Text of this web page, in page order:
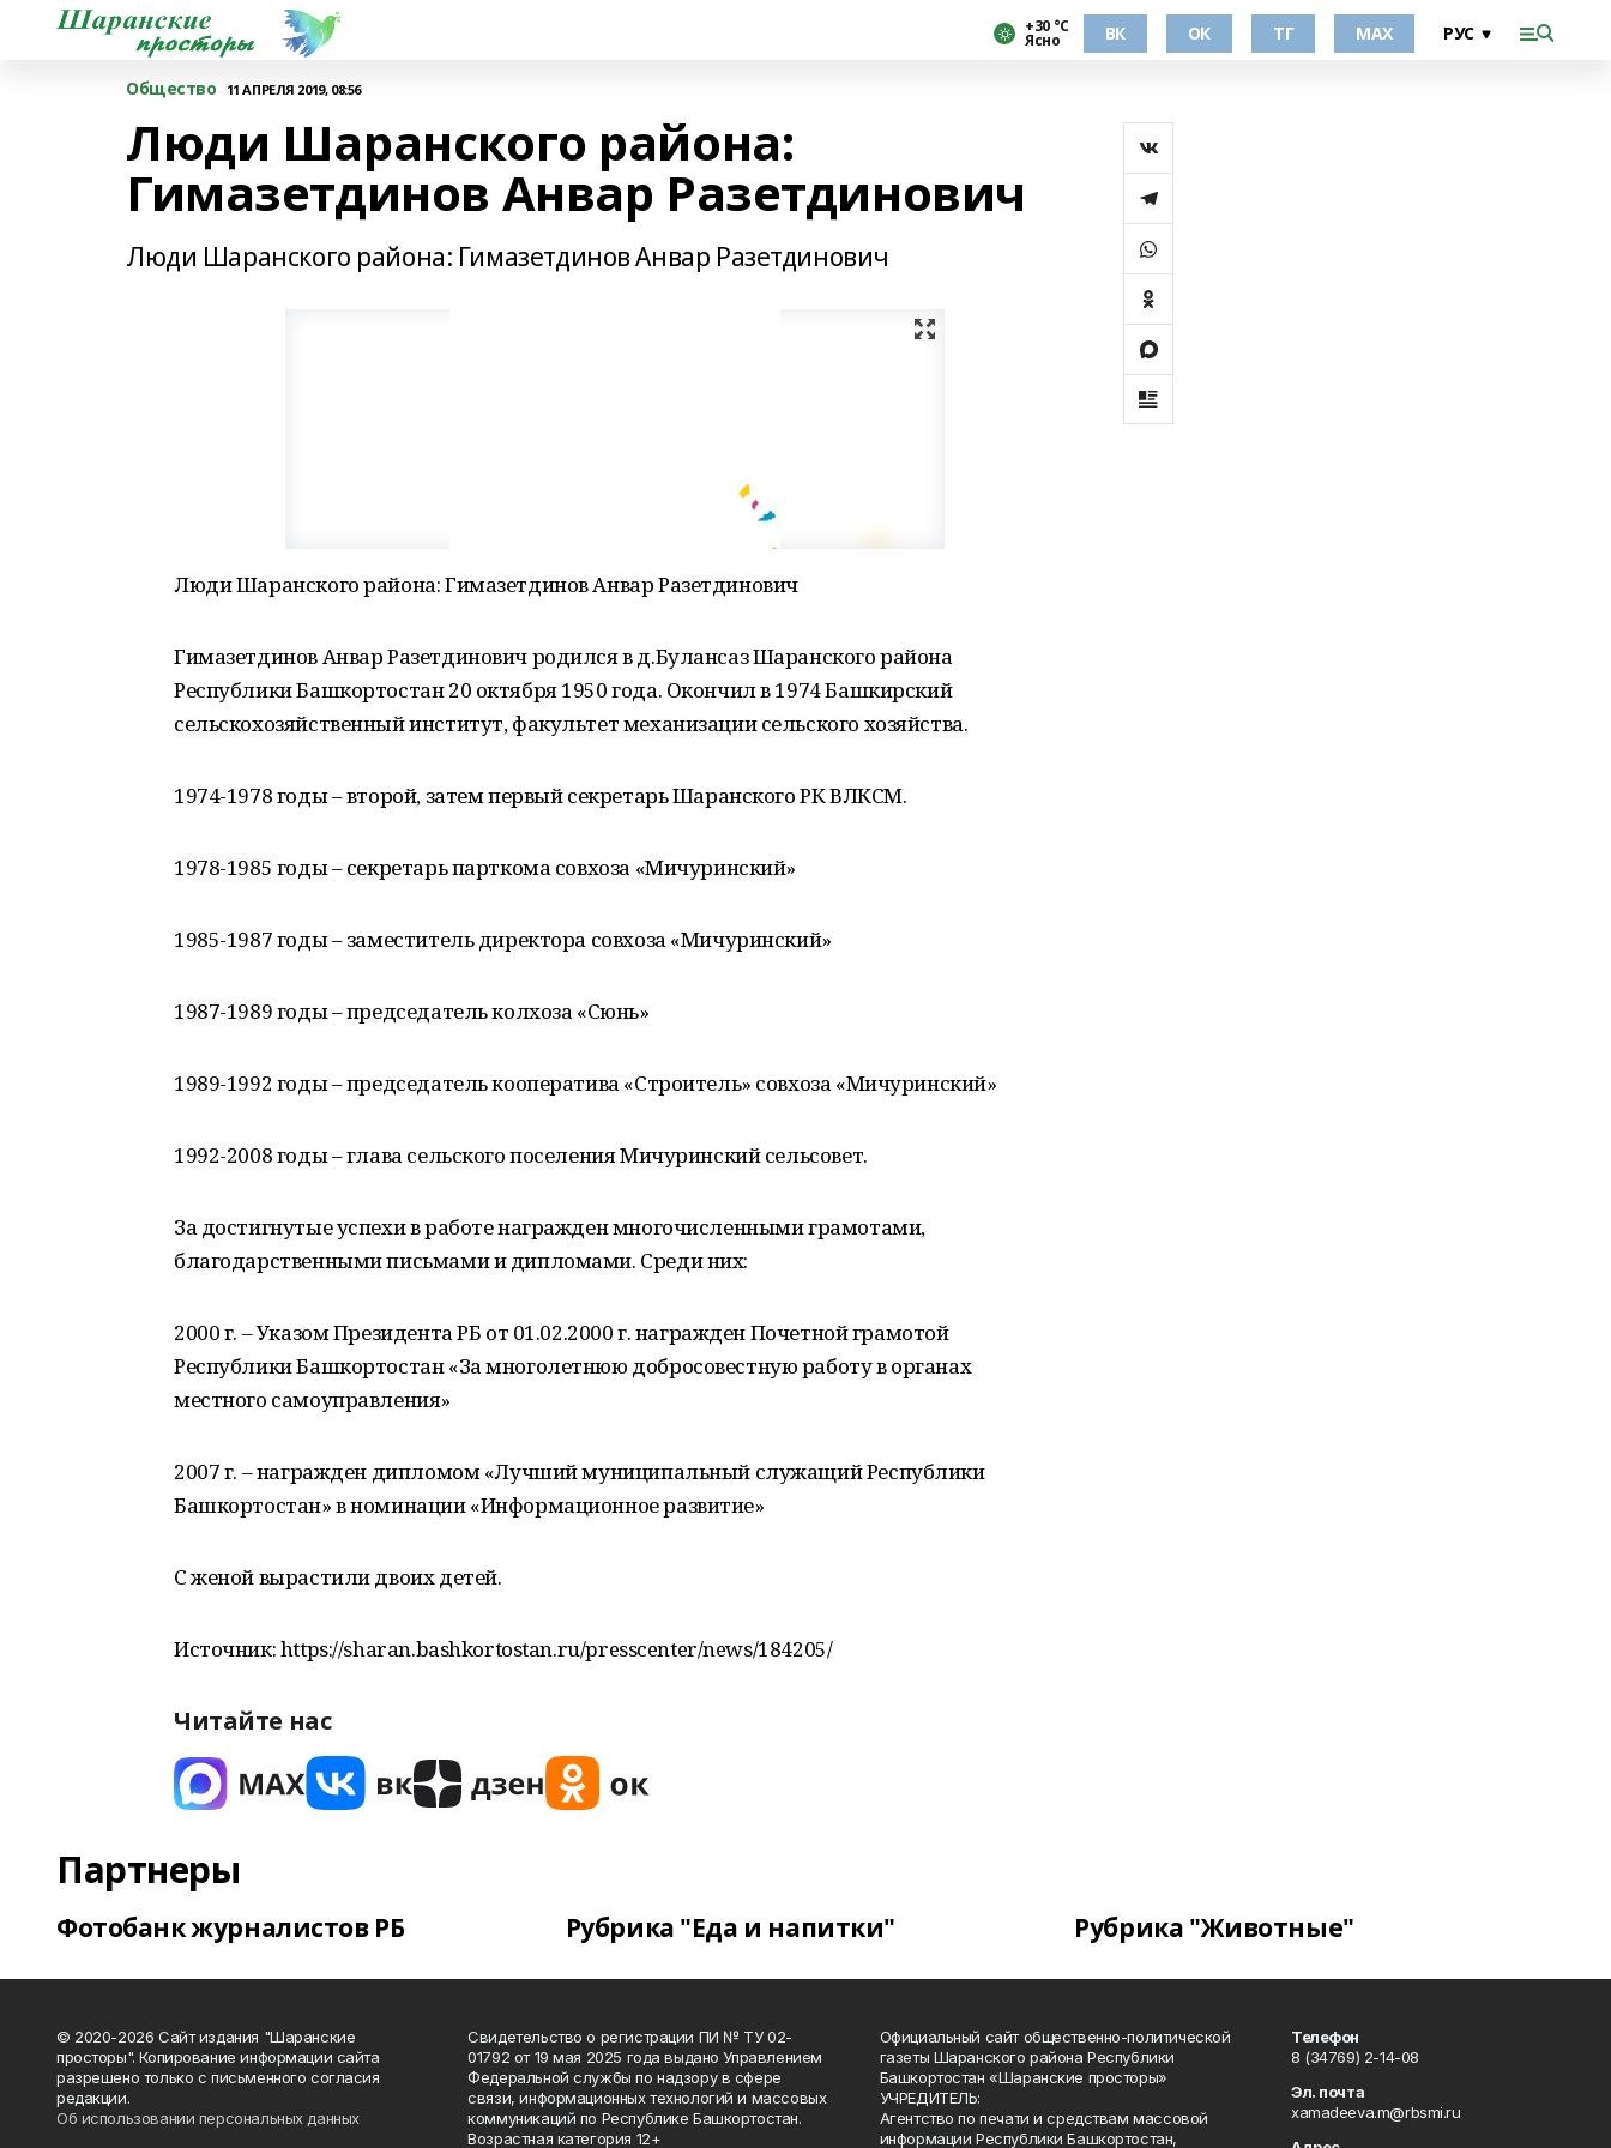
+30 °С
Ясно ВК ОК ТГ МАХ
Общество 11 АПРЕЛЯ 2019, 08:56
Люди Шаранского района:
Гимазетдинов Анвар Разетдинович
Люди Шаранского района: Гимазетдинов Анвар Разетдинович
Люди Шаранского района: Гимазетдинов Анвар Разетдинович
Гимазетдинов Анвар Разетдинович родился в д.Булансаз Шаранского района
Республики Башкортостан 20 октября 1950 года. Окончил в 1974 Башкирский
сельскохозяйственный институт, факультет механизации сельского хозяйства.
1974-1978 годы – второй, затем первый секретарь Шаранского РК ВЛКСМ.
1978-1985 годы – секретарь парткома совхоза «Мичуринский»
1985-1987 годы – заместитель директора совхоза «Мичуринский»
1987-1989 годы – председатель колхоза «Сюнь»
1989-1992 годы – председатель кооператива «Строитель» совхоза «Мичуринский»
1992-2008 годы – глава сельского поселения Мичуринский сельсовет.
За достигнутые успехи в работе награжден многочисленными грамотами,
благодарственными письмами и дипломами. Среди них:
2000 г. – Указом Президента РБ от 01.02.2000 г. награжден Почетной грамотой
Республики Башкортостан «За многолетнюю добросовестную работу в органах
местного самоуправления»
2007 г. – награжден дипломом «Лучший муниципальный служащий Республики
Башкортостан» в номинации «Информационное развитие»
С женой вырастили двоих детей.
Источник: https://sharan.bashkortostan.ru/presscenter/news/184205/
Читайте нас
Партнеры
Фотобанк журналистов РБ Рубрика "Еда и напитки" Рубрика "Животные"
© 2020-2026 Сайт издания "Шаранские
просторы". Копирование информации сайта
разрешено только с письменного согласия
редакции.
Об использовании персональных данных
Свидетельство о регистрации ПИ № ТУ 02-
01792 от 19 мая 2025 года выдано Управлением
Федеральной службы по надзору в сфере
связи, информационных технологий и массовых
коммуникаций по Республике Башкортостан.
Возрастная категория 12+
Официальный сайт общественно-политической
газеты Шаранского района Республики
Башкортостан «Шаранские просторы»
УЧРЕДИТЕЛЬ:
Агентство по печати и средствам массовой
информации Республики Башкортостан,
Телефон
8 (34769) 2-14-08
Эл. почта
xamadeeva.m@rbsmi.ru